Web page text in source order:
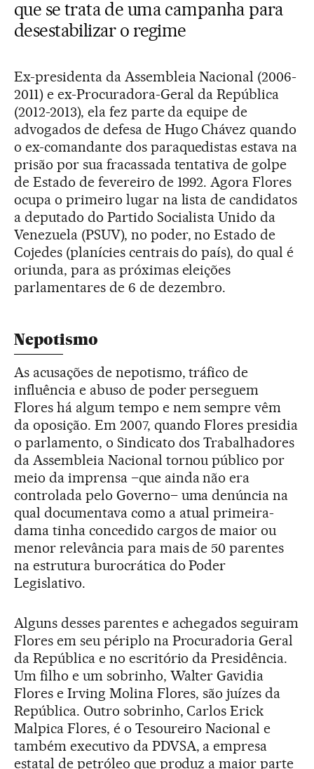
que se trata de uma campanha para
desestabilizar o regime
Ex-presidenta da Assembleia Nacional (2006-
2011) e ex-Procuradora-Geral da República
(2012-2013), ela fez parte da equipe de
advogados de defesa de Hugo Chávez quando
o ex-comandante dos paraquedistas estava na
prisão por sua fracassada tentativa de golpe
de Estado de fevereiro de 1992. Agora Flores
ocupa o primeiro lugar na lista de candidatos
a deputado do Partido Socialista Unido da
Venezuela (PSUV), no poder, no Estado de
Cojedes (planícies centrais do país), do qual é
oriunda, para as próximas eleições
parlamentares de 6 de dezembro.
Nepotismo
As acusações de nepotismo, tráfico de
influência e abuso de poder perseguem
Flores há algum tempo e nem sempre vêm
da oposição. Em 2007, quando Flores presidia
o parlamento, o Sindicato dos Trabalhadores
da Assembleia Nacional tornou público por
meio da imprensa –que ainda não era
controlada pelo Governo– uma denúncia na
qual documentava como a atual primeira-
dama tinha concedido cargos de maior ou
menor relevância para mais de 50 parentes
na estrutura burocrática do Poder
Legislativo.
Alguns desses parentes e achegados seguiram
Flores em seu périplo na Procuradoria Geral
da República e no escritório da Presidência.
Um filho e um sobrinho, Walter Gavidia
Flores e Irving Molina Flores, são juízes da
República. Outro sobrinho, Carlos Erick
Malpica Flores, é o Tesoureiro Nacional e
também executivo da PDVSA, a empresa
estatal de petróleo que produz a maior parte